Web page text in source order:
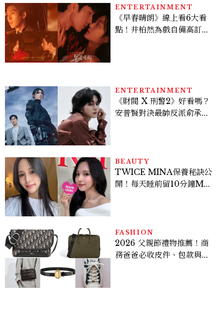
ENTERTAINMENT
《早春晴朗》線上看6大看
點！井柏然為戲自備高訂，
ENTERTAINMENT
《財閥 X 刑警2》好看嗎？
安普賢對決最帥反派俞承
多大？
BEAUTY
TWICE MINA保養秘訣公
開！每天睡前留10分鐘ME
FASHION
2026 父親節禮物推薦！商
務爸爸必收皮件、包款與鞋